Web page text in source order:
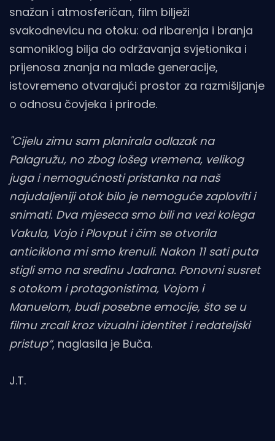
snažan i atmosferičan, film bilježi
svakodnevicu na otoku: od ribarenja i branja
samoniklog bilja do održavanja svjetionika i
prijenosa znanja na mlađe generacije,
istovremeno otvarajući prostor za razmišljanje
o odnosu čovjeka i prirode.
"Cijelu zimu sam planirala odlazak na
Palagružu, no zbog lošeg vremena, velikog
juga i nemogućnosti pristanka na naš
najudaljeniji otok bilo je nemoguće zaploviti i
snimati. Dva mjeseca smo bili na vezi kolega
Vakula, Vojo i Plovput i čim se otvorila
anticiklona mi smo krenuli. Nakon 11 sati puta
stigli smo na sredinu Jadrana. Ponovni susret
s otokom i protagonistima, Vojom i
Manuelom, budi posebne emocije, što se u
filmu zrcali kroz vizualni identitet i redateljski
pristup“, naglasila je Buča.
J.T.